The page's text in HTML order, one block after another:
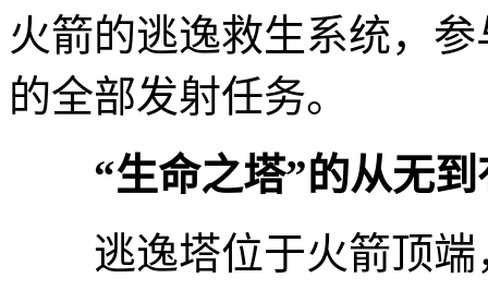
火箭的逃逸救生系统，
的全部发射任务。
“生命之塔”的从无到
逃逸塔位于火箭顶端